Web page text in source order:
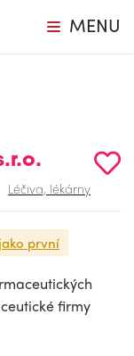
MENU
Léčiva, lékárny
první
firmy